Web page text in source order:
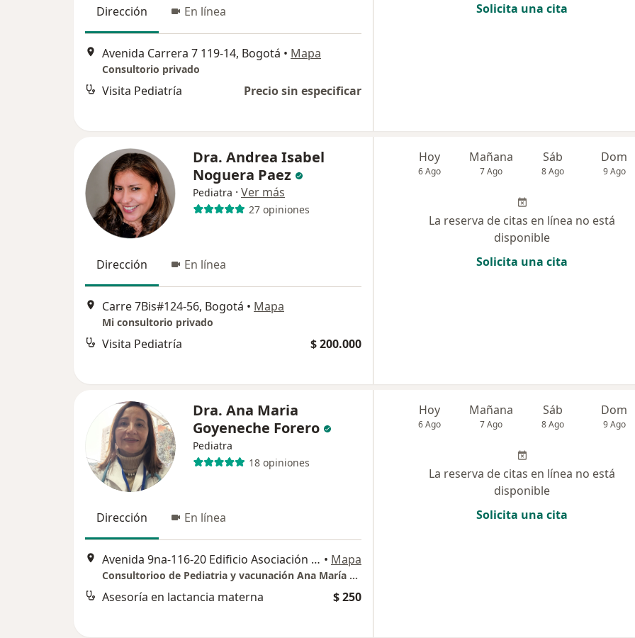
Dirección En línea
Avenida Carrera 7 119-14, Bogotá • Mapa
Consultorio privado
Visita Pediatría Precio sin especificar
Solicita una cita
Dra. Andrea Isabel
Noguera Paez
Pediatra · Ver más
27 opiniones
Dirección En línea
Carre 7Bis#124-56, Bogotá • Mapa
Mi consultorio privado
Visita Pediatría $ 200.000
Hoy
6 Ago
Mañana
7 Ago
Sáb
8 Ago
Dom
9 Ago
La reserva de citas en línea no está
disponible
Solicita una cita
Dra. Ana Maria
Goyeneche Forero
Pediatra
18 opiniones
Dirección En línea
Avenida 9na-116-20 Edificio Asociación Médica de los Andes Consultorio 316, Bogotá • Mapa
Consultorioo de Pediatria y vacunación Ana María Goyeneche Forero
Asesoría en lactancia materna $ 250
Hoy
6 Ago
Mañana
7 Ago
Sáb
8 Ago
Dom
9 Ago
La reserva de citas en línea no está
disponible
Solicita una cita